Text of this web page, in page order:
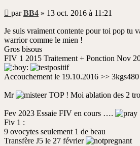
Message
non
lu
parBB4 » 13 oct. 2016 à 11:21
Je suis vraiment contente pour toi pop tu
warrior comme le mien !
Gros bisous
FIV 1 2015 Traitement + Ponction Nov
Accouchement le 19.10.2016 >>
Mr TOP ! Moi ablation des 2
Fev 2023 Essaie FIV en cours ….
Fiv 1 :
9 ovocytes seulement 1 de beau
Transfère J5 le 27 février